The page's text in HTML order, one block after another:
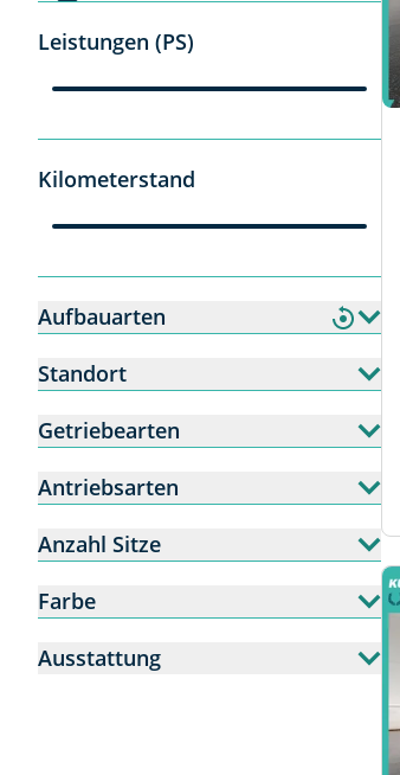
Leistungen (PS)
Kilometerstand
Aufbauarten
Standort
Getriebearten
Antriebsarten
Anzahl Sitze
Farbe
Ausstattung